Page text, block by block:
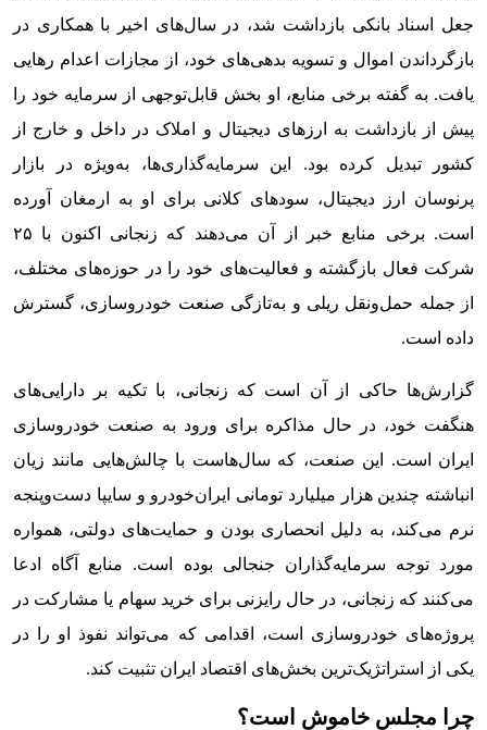
جعل اسناد بانکی بازداشت شد، در سال‌های اخیر با همکاری در
بازگرداندن اموال و تسویه بدهی‌های خود، از مجازات اعدام رهایی
یافت. به گفته برخی منابع، او بخش قابل‌توجهی از سرمایه خود را
پیش از بازداشت به ارزهای دیجیتال و املاک در داخل و خارج از
کشور تبدیل کرده بود. این سرمایه‌گذاری‌ها، به‌ویژه در بازار
پرنوسان ارز دیجیتال، سودهای کلانی برای او به ارمغان آورده
است. برخی منابع خبر از آن می‌دهند که زنجانی اکنون با ۲۵
شرکت فعال بازگشته و فعالیت‌های خود را در حوزه‌های مختلف،
از جمله حمل‌ونقل ریلی و به‌تازگی صنعت خودروسازی، گسترش
داده است.
گزارش‌ها حاکی از آن است که زنجانی، با تکیه بر دارایی‌های
هنگفت خود، در حال مذاکره برای ورود به صنعت خودروسازی
ایران است. این صنعت، که سال‌هاست با چالش‌هایی مانند زیان
انباشته چندین هزار میلیارد تومانی ایران‌خودرو و سایپا دست‌وپنجه
نرم می‌کند، به دلیل انحصاری بودن و حمایت‌های دولتی، همواره
مورد توجه سرمایه‌گذاران جنجالی بوده است. منابع آگاه ادعا
می‌کنند که زنجانی، در حال رایزنی برای خرید سهام یا مشارکت در
پروژه‌های خودروسازی است، اقدامی که می‌تواند نفوذ او را در
یکی از استراتژیک‌ترین بخش‌های اقتصاد ایران تثبیت کند.
چرا مجلس خاموش است؟